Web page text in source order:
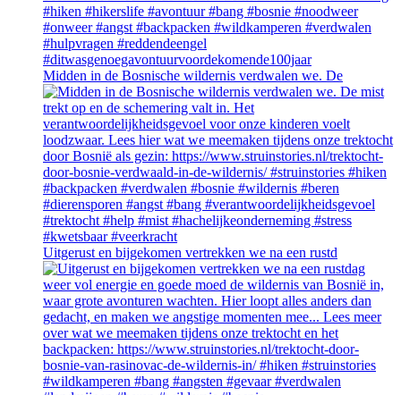
Midden in de Bosnische wildernis verdwalen we. De
Uitgerust en bijgekomen vertrekken we na een rustd